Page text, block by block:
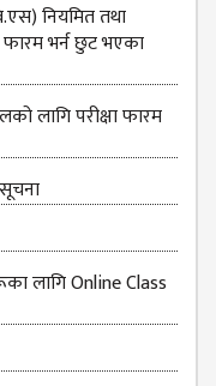
नियमित तथा
फारम भर्न छुट भएका
लागि परीक्षा फारम
लागि Online Class